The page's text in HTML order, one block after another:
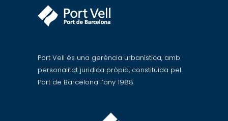
Port Vell és una gerència urbanística, amb
personalitat juridica pròpia, constituida pel
Port de Barcelona l’any 1988.